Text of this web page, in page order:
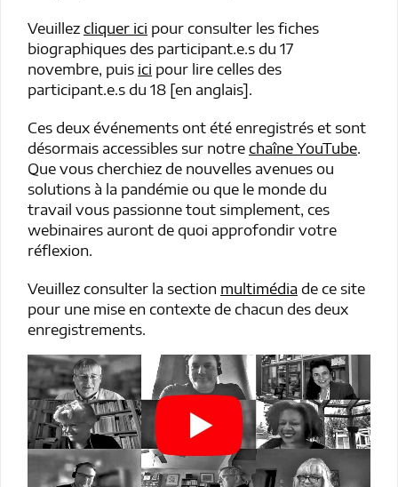
Veuillezcliquer ici pour consulter les fiches
biographiques des participant.e.s du 17
novembre, puis ici pour lire celles des
participant.e.s du 18 [en anglais].
Ces deux événements ont été enregistrés et sont
désormais accessibles sur notrechaîne YouTube.
Que vous cherchiez de nouvelles avenues ou
solutions à la pandémie ou que le monde du
travail vous passionne tout simplement, ces
webinaires auront de quoi approfondir votre
réflexion.
Veuillez consulter la section multimédia de ce site
pour une mise en contexte de chacun des deux
enregistrements.